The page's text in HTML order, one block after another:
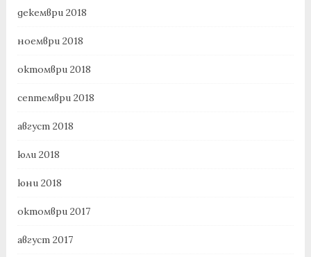
декември 2018
ноември 2018
октомври 2018
септември 2018
август 2018
юли 2018
юни 2018
октомври 2017
август 2017